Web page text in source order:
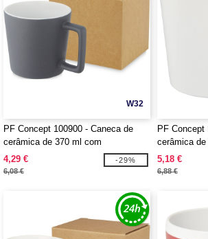
W32
PF Concept 100900 - Caneca de
cerâmica de 370 ml com
acabamento mate "Cali"
4,29 €
6,08 €
-29%
PF Concept
cerâmica
5,18 €
6,88 €